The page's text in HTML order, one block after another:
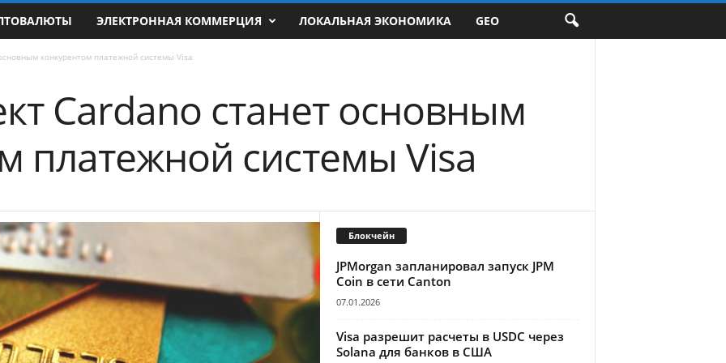
ЭЛЕКТРОННАЯ КОММЕРЦИЯ ЛОКАЛЬНАЯ ЭКОНОМИКА GEO
конкурентом платежной системы Visa
Cardano станет основным
платежной системы Visa
Блокчейн
JPMorgan запланировал запуск JPM
Coin в сети Canton
07.01.2026
Visa разрешит расчеты в USDC через
Solana для банков в США